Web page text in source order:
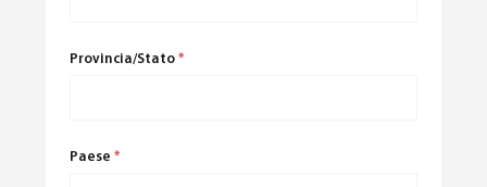
Provincia/Stato *
Paese *